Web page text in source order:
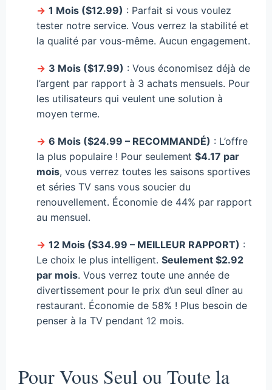
→ 1 Mois ($12.99) : Parfait si vous voulez
tester notre service. Vous verrez la stabilité et
la qualité par vous-même. Aucun engagement.
→ 3 Mois ($17.99) : Vous économisez déjà de
l’argent par rapport à 3 achats mensuels. Pour
les utilisateurs qui veulent une solution à
moyen terme.
→ 6 Mois ($24.99 – RECOMMANDÉ) : L’offre
la plus populaire ! Pour seulement $4.17 par
mois, vous verrez toutes les saisons sportives
et séries TV sans vous soucier du
renouvellement. Économie de 44% par rapport
au mensuel.
→ 12 Mois ($34.99 – MEILLEUR RAPPORT) :
Le choix le plus intelligent. Seulement $2.92
par mois. Vous verrez toute une année de
divertissement pour le prix d’un seul dîner au
restaurant. Économie de 58% ! Plus besoin de
penser à la TV pendant 12 mois.
Pour Vous Seul ou Toute la